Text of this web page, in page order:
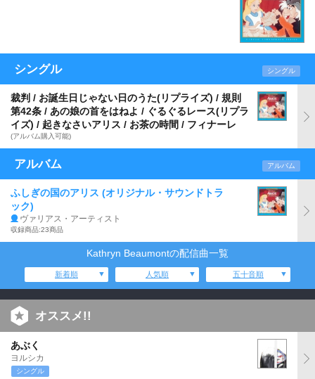
シングル シングル
裁判 / お誕生日じゃない日のうた(リプライズ) / 規則
第42条 / あの娘の首をはねよ / ぐるぐるレース(リプラ
イズ) / 起きなさいアリス / お茶の時間 / フィナーレ
(アルバム購入可能)
アルバム アルバム
ふしぎの国のアリス (オリジナル・サウンドトラ
ック)
ヴァリアス・アーティスト
収録商品:23商品
Kathryn Beaumontの配信曲一覧
新着順 人気順 五十音順
オススメ!!
あぶく
ヨルシカ
シングル